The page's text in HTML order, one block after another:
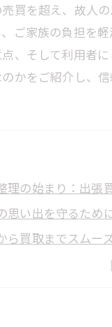
買を超え、故人
ご家族の負担を
、そして利用者
かをご紹介し、
理の始まり：出張
思い出を守るため
ら買取までスムー
の気持ちに寄り添